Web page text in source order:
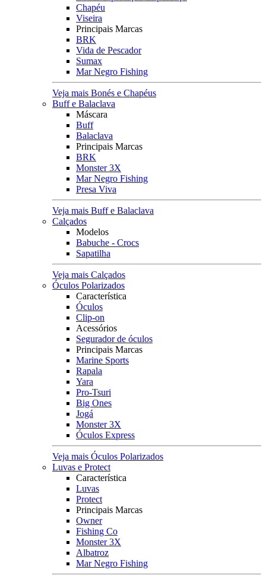
Chapéu
Viseira
Principais Marcas
BRK
Vida de Pescador
Sumax
Mar Negro Fishing
Veja mais Bonés e Chapéus
Buff e Balaclava
Máscara
Buff
Balaclava
Principais Marcas
BRK
Monster 3X
Mar Negro Fishing
Presa Viva
Veja mais Buff e Balaclava
Calçados
Modelos
Babuche - Crocs
Sapatilha
Veja mais Calçados
Óculos Polarizados
Característica
Óculos
Clip-on
Acessórios
Segurador de óculos
Principais Marcas
Marine Sports
Rapala
Yara
Pro-Tsuri
Big Ones
Jogá
Monster 3X
Óculos Express
Veja mais Óculos Polarizados
Luvas e Protect
Característica
Luvas
Protect
Principais Marcas
Owner
Fishing Co
Monster 3X
Albatroz
Mar Negro Fishing